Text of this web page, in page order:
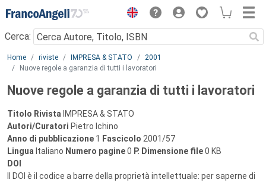
Menu
Cerca:
Main content
Home riviste IMPRESA & STATO
2001
Nuove regole a garanzia di tutti i lavoratori
Nuove regole a garanzia di tutti i lavoratori
Titolo Rivista IMPRESA & STATO
Autori/Curatori Pietro Ichino
Anno di pubblicazione 1 Fascicolo 2001/57
Lingua Italiano Numero pagine0 P. Dimensione file0 KB
DOI
Il DOI è il codice a barre della proprietà intellettuale: per saperne di